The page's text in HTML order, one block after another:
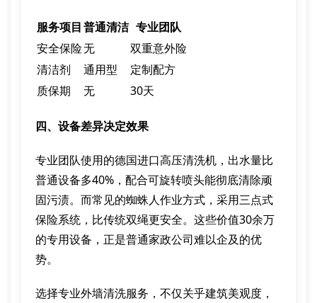
服务项目普通清洁 专业团队
安全保险无
双重意外险
清洁剂
通用型
定制配方
质保期
无 30天
四、设备差异决定效果
专业团队使用的德国进口高压清洗机，出水量比
普通设备多40%，配合可旋转喷头能彻底清除顽
固污渍。而常见的蜘蛛人作业方式，采用三点式
保险系统，比传统双绳更安全。这些价值30余万
的专用设备，正是普通家政公司难以企及的优
势。
选择专业外墙清洗服务，不仅关乎建筑美观度，